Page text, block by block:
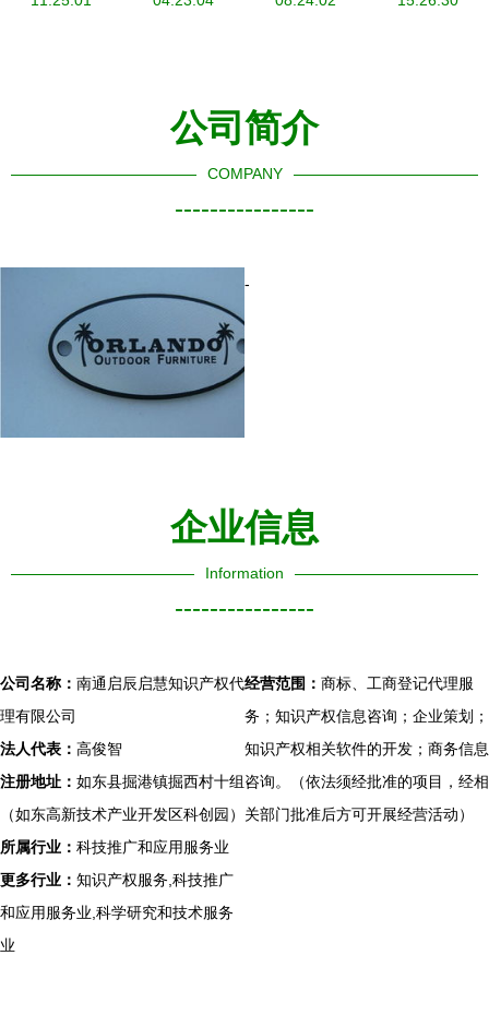
公司简介
COMPANY
----------------
-
企业信息
Information
----------------
公司名称： 南通启辰启慧知识产权代
理有限公司
法人代表： 高俊智
注册地址： 如东县掘港镇掘西村十组
（如东高新技术产业开发区科创园）
所属行业： 科技推广和应用服务业
更多行业： 知识产权服务,科技推广
和应用服务业,科学研究和技术服务
业
经营范围： 商标、工商登记代理服
务；知识产权信息咨询；企业策划；
知识产权相关软件的开发；商务信息
咨询。（依法须经批准的项目，经相
关部门批准后方可开展经营活动）